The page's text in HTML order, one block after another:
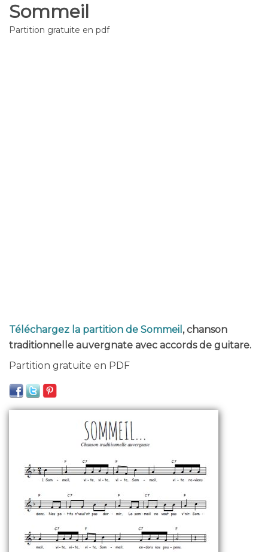
Sommeil
Partition gratuite en pdf
Téléchargez la partition de Sommeil , chanson
traditionnelle auvergnate avec accords de guitare.
Partition gratuite en PDF